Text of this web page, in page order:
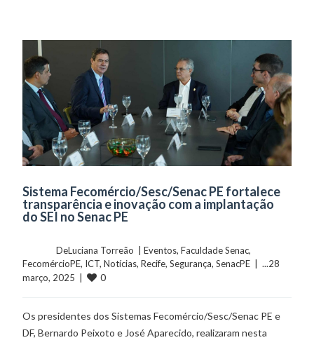
Sistema Fecomércio/Sesc/Senac PE fortalece
transparência e inovação com a implantação
do SEI no Senac PE
	    	DeLuciana Torreão  |
Eventos, Faculdade Senac
FecomércioPE, ICT, Notícias, Recife, Segurança, SenacPE
  |  ...28
março, 2025  |
0
Os presidentes dos Sistemas Fecomércio/Sesc/Senac PE e
DF, Bernardo Peixoto e José Aparecido, realizaram nesta